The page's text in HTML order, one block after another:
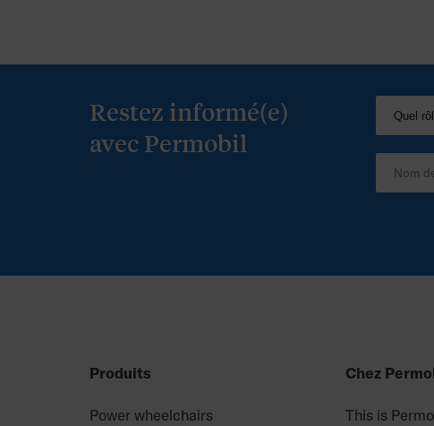
HD
Restez informé(e)
avec Permobil
Produits
Power wheelchairs
Chez
This is